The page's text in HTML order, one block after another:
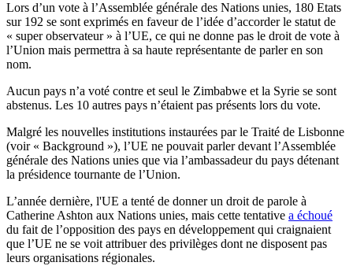
Lors d’un vote à l’Assemblée générale des Nations unies, 180 Etats
sur 192 se sont exprimés en faveur de l’idée d’accorder le statut de
« super observateur » à l’UE, ce qui ne donne pas le droit de vote à
l’Union mais permettra à sa haute représentante de parler en son
nom.
Aucun pays n’a voté contre et seul le Zimbabwe et la Syrie se sont
abstenus. Les 10 autres pays n’étaient pas présents lors du vote.
Malgré les nouvelles institutions instaurées par le Traité de Lisbonne
(voir « Background »), l’UE ne pouvait parler devant l’Assemblée
générale des Nations unies que via l’ambassadeur du pays détenant
la présidence tournante de l’Union.
L’année dernière, l'UE a tenté de donner un droit de parole à
Catherine Ashton aux Nations unies, mais cette tentative a échoué
du fait de l’opposition des pays en développement qui craignaient
que l’UE ne se voit attribuer des privilèges dont ne disposent pas
leurs organisations régionales.